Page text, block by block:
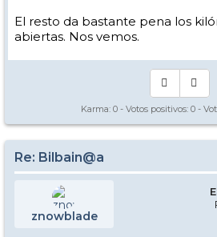
El resto da bastante pena los
abiertas. Nos vemos.
Karma: 0 - Votos positivos: 0 -
Re: Bilbain@a
znowblade